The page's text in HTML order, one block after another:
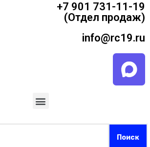
+7 901 731-11-19
(Отдел продаж)
info@rc19.ru